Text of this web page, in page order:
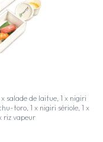
x salade de laitue, 1 x nigiri
toro, 1 x nigiri sériole, 1 x
riz vapeur